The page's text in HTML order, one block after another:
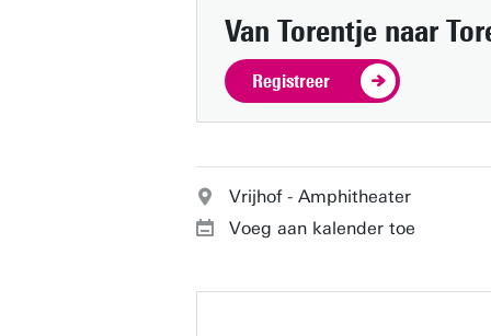
Van Torentje naar
Registreer
Vrijhof - Amphitheater
Voeg aan kalender toe